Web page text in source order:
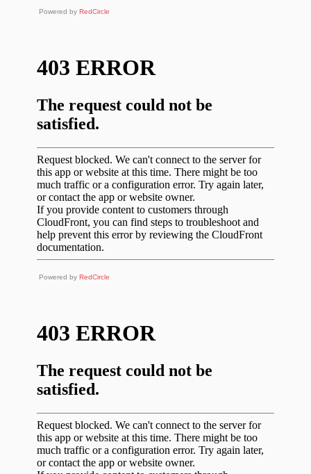
Powered by RedCircle
Powered by RedCircle